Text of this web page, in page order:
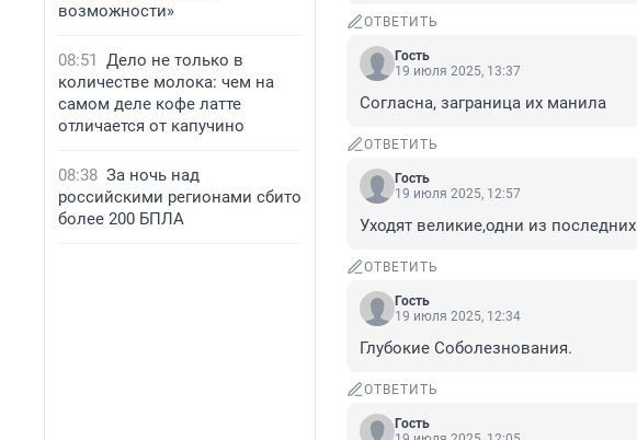
возможности»
08:51 Дело не только в
количестве молока: чем на
самом деле кофе латте
отличается от капучино
08:38 За ночь над
российскими регионами сбито
более 200 БПЛА
ОТВЕТИТЬ
Гость
19 июля 2025, 13:37
Согласна, заграница их манила
ОТВЕТИТЬ
Гость
19 июля 2025, 12:57
Уходят великие,одни из последних
ОТВЕТИТЬ
Гость
19 июля 2025, 12:34
Глубокие Соболезнования.
ОТВЕТИТЬ
Гость